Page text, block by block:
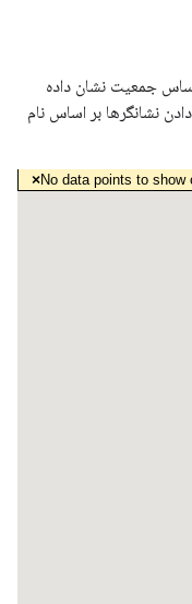
جمعیت نشان داده
نشانگرها بر اساس نام